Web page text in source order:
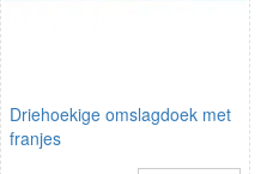
Driehoekige omslagdoek met
franjes